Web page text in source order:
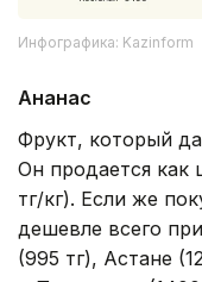
Инфографика: Kazinform
Ананас
Фрукт, который
Он продается как
тг/кг). Если же
дешевле всего
(995 тг), Астане